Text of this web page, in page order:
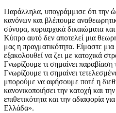
Παράλληλα, υπογράμμισε ότι την
κανόνων και βλέπουμε
σύνορα, κυριαρχικά δικαιώματα
Κύπρο αυτό δεν αποτελεί μια
μας η πραγματικότητα. Είμαστε
εξακολουθεί να ζει με κατοχικά
Γνωρίζουμε τι σημαίνει παραβίαση
Γνωρίζουμε τι σημαίνει
μπορούμε να αφήσουμε ποτέ η
κανονικοποιήσει την κατοχή και
επιθετικότητα και την αδιαφορία
Ελλάδα».